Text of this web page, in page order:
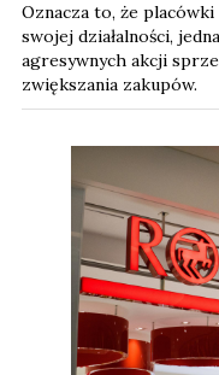
Oznacza to, że
swojej działalności,
agresywnych akcji
zwiększania zakupów.